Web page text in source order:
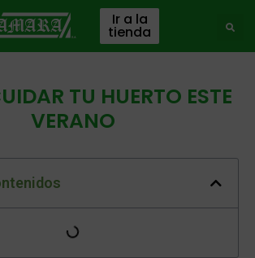
Ir a la
tienda
TU HUERTO ESTE
VERANO